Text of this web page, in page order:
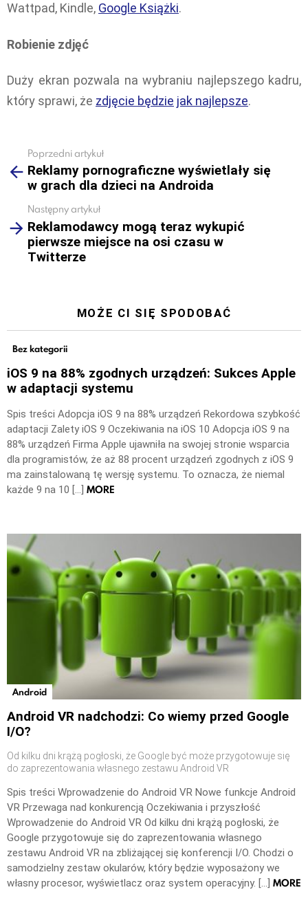
Wattpad, Kindle, Google Książki.
Robienie zdjęć
Duży ekran pozwala na wybraniu najlepszego kadru,
który sprawi, że zdjęcie będzie jak najlepsze.
more
Poprzedni artykuł
Reklamy pornograficzne wyświetlały się
w grach dla dzieci na Androida
Następny artykuł
Reklamodawcy mogą teraz wykupić
pierwsze miejsce na osi czasu w
Twitterze
MOŻE CI SIĘ SPODOBAĆ
Bez kategorii
iOS 9 na 88% zgodnych urządzeń: Sukces Apple
w adaptacji systemu
Spis treści Adopcja iOS 9 na 88% urządzeń Rekordowa szybkość
adaptacji Zalety iOS 9 Oczekiwania na iOS 10 Adopcja iOS 9 na
88% urządzeń Firma Apple ujawniła na swojej stronie wsparcia
dla programistów, że aż 88 procent urządzeń zgodnych z iOS 9
ma zainstalowaną tę wersję systemu. To oznacza, że niemal
każde 9 na 10 […] MORE
Android
Android VR nadchodzi: Co wiemy przed Google
I/O?
Od kilku dni krążą pogłoski, że Google być może przygotowuje się
do zaprezentowania własnego zestawu Android VR
Spis treści Wprowadzenie do Android VR Nowe funkcje Android
VR Przewaga nad konkurencją Oczekiwania i przyszłość
Wprowadzenie do Android VR Od kilku dni krążą pogłoski, że
Google przygotowuje się do zaprezentowania własnego
zestawu Android VR na zbliżającej się konferencji I/O. Chodzi o
samodzielny zestaw okularów, który będzie wyposażony we
własny procesor, wyświetlacz oraz system operacyjny. […] MORE